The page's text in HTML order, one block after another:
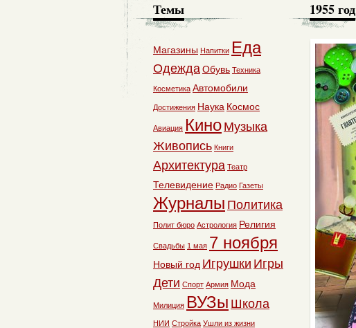
1955 год
Темы
Магазины Напитки Еда
ОдеждаОбувь Техника
Косметика Автомобили
Достижения Наука Космос
Авиация Кино Музыка
Живопись Книги
Архитектура Театр
Телевидение Радио Газеты
Журналы Политика
Полит бюро Астрология Религия
Свадьбы 1 мая 7 ноября
Новый год Игрушки Игры
Дети Спорт Армия Мода
Милиция ВУЗы Школа
НИИ Стройка Ушли из жизни